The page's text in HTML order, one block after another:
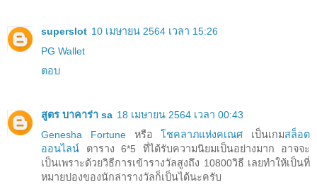
superslot 10 เมษายน 2564 เวลา 15:26
PG Wallet
ตอบ
สูตร บาคาร่า sa 18 เมษายน 2564 เวลา 00:43
Genesha Fortuneหรือโชคลาภแห่งคเณศ เป็นเกมสล็อต
ออนไลน์ ตาราง 6*5 ที่ได้รับความนิยมเป็นอย่างมาก อาจจะ
เป็นเพราะด้วยวิธีการเข้ารางวัลสูงถึง 10800วิธี เลยทำให้เป็นที่
หมายปองของนักล่ารางวัลก็เป็นได้นะครับ